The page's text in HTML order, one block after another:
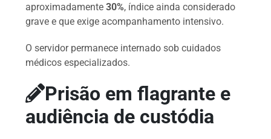
aproximadamente30%, índice ainda considerado
grave e que exige acompanhamento intensivo.
O servidor permanece internado sob cuidados
médicos especializados.
Prisão em flagrante e
audiência de custódia